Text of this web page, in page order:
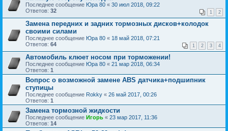
Последнее сообщение Юра 80 « 30 июл 2018, 09:22
Ответов: 32 1 2
Замена передних и задних тормозных дисков+колодок
своими силами
Последнее сообщение Юра 80 « 18 май 2018, 07:21
Ответов: 64 1 2 3 4
Автомобиль клюет носом при торможении!
Последнее сообщение Юра 80 « 21 мар 2018, 06:34
Ответов: 1
Вопрос о возможной замене ABS датчика+подшипник
ступицы
Последнее сообщение Rokky « 26 май 2017, 00:26
Ответов: 1
Замена тормозной жидкости
Последнее сообщение Игорь « 23 мар 2017, 11:36
Ответов: 14